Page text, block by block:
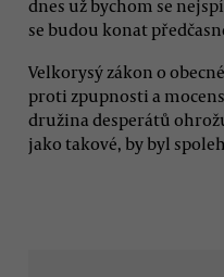
dnes už bychom se
se budou konat
Velkorysý zákon o
proti zpupnosti a
družina desperátů
jako takové, by byl